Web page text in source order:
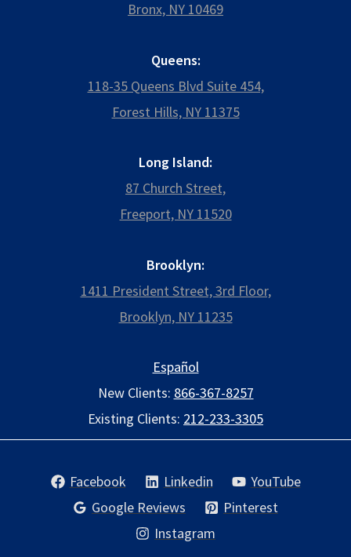
Bronx, NY 10469
Queens:
118-35 Queens Blvd Suite 454,
Forest Hills, NY 11375
Long Island:
87 Church Street,
Freeport, NY 11520
Brooklyn:
1411 President Street, 3rd Floor,
Brooklyn, NY 11235
Español
New Clients: 866-367-8257
Existing Clients: 212-233-3305
Facebook Linkedin
YouTube
Google Reviews
Pinterest
Instagram